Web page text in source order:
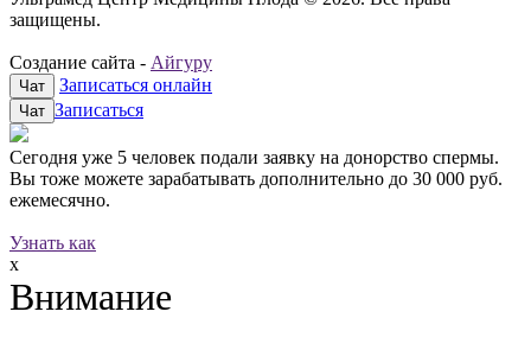
защищены.
Создание сайта - Айгуру
Чат Записаться онлайн
Чат Записаться
Сегодня уже 5 человек подали заявку на донорство спермы.
Вы тоже можете зарабатывать дополнительно до 30 000 руб.
ежемесячно.
Узнать как
x
Внимание